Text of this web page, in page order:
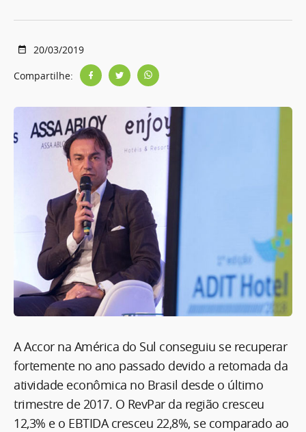
20/03/2019
Compartilhe:
A Accor na América do Sul conseguiu se recuperar
fortemente no ano passado devido a retomada da
atividade econômica no Brasil desde o último
trimestre de 2017. O RevPar da região cresceu
12,3% e o EBTIDA cresceu 22,8%, se comparado ao